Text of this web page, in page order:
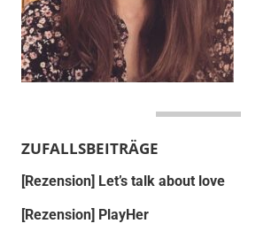
ZUFALLSBEITRÄGE
[Rezension] Let’s talk about love
[Rezension] PlayHer